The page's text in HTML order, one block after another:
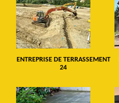
ENTREPRISE DE TERRASSEMENT
24